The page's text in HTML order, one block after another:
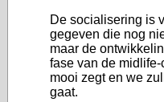
De socialisering is
gegeven die nog
maar de
fase van de
mooi zegt en we
gaat.